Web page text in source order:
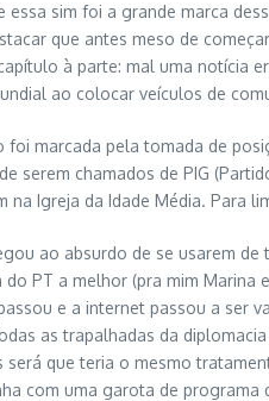
essa sim foi a grande marca
que antes meso de
à parte: mal uma notícia
ao colocar veículos de
marcada pela tomada de
serem chamados de PIG
Igreja da Idade Média. Para
ao absurdo de se usarem
do PT a melhor (pra mim
e a internet passou a ser
as trapalhadas da
será que teria o mesmo
com uma garota de